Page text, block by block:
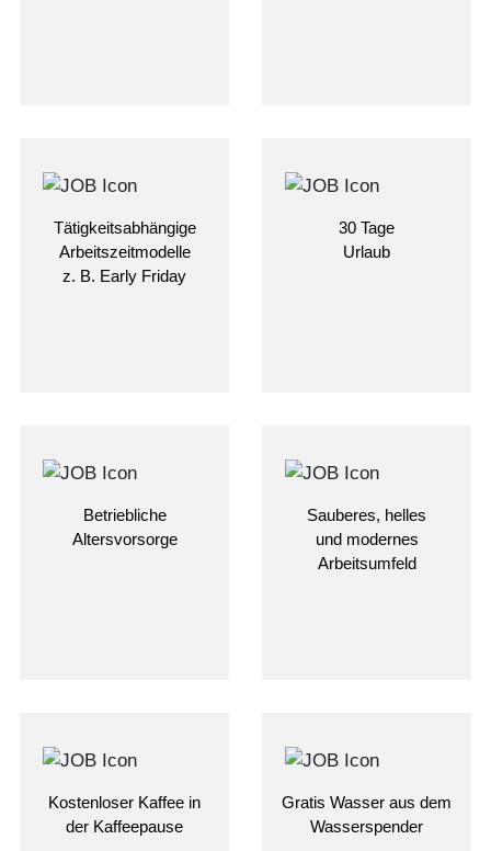
Tätigkeitsabhängige
Arbeitszeitmodelle
z. B. Early Friday
30 Tage
Urlaub
Betriebliche
Altersvorsorge
Sauberes, helles
und modernes
Arbeitsumfeld
Kostenloser Kaffee in
der Kaffeepause
Gratis Wasser aus dem
Wasserspender